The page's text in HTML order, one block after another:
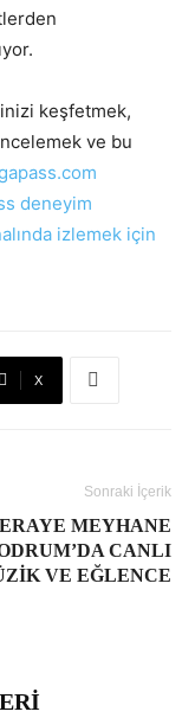
keşfetmek,
ve bu
deneyim
izlemek için
X
Sonraki İçerik
MEYHANE
CANLI
VE EĞLENCE